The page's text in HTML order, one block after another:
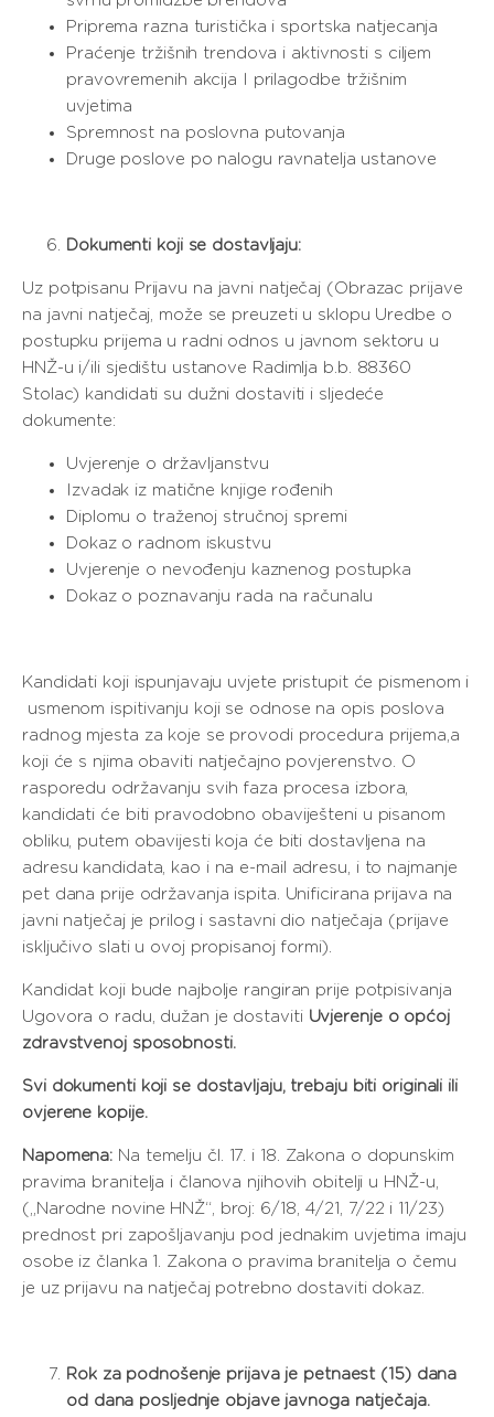
Priprema razna turistička i sportska natjecanja
Praćenje tržišnih trendova i aktivnosti s ciljem
pravovremenih akcija I prilagodbe tržišnim
uvjetima
Spremnost na poslovna putovanja
Druge poslove po nalogu ravnatelja ustanove
Dokumenti koji se dostavljaju:
Uz potpisanu Prijavu na javni natječaj (Obrazac prijave
na javni natječaj, može se preuzeti u sklopu Uredbe o
postupku prijema u radni odnos u javnom sektoru u
HNŽ-u i/ili sjedištu ustanove Radimlja b.b. 88360
Stolac) kandidati su dužni dostaviti i sljedeće
dokumente:
Uvjerenje o državljanstvu
Izvadak iz matične knjige rođenih
Diplomu o traženoj stručnoj spremi
Dokaz o radnom iskustvu
Uvjerenje o nevođenju kaznenog postupka
Dokaz o poznavanju rada na računalu
Kandidati koji ispunjavaju uvjete pristupit će pismenom i
usmenom ispitivanju koji se odnose na opis poslova
radnog mjesta za koje se provodi procedura prijema,a
koji će s njima obaviti natječajno povjerenstvo. O
rasporedu održavanju svih faza procesa izbora,
kandidati će biti pravodobno obaviješteni u pisanom
obliku, putem obavijesti koja će biti dostavljena na
adresu kandidata, kao i na e-mail adresu, i to najmanje
pet dana prije održavanja ispita. Unificirana prijava na
javni natječaj je prilog i sastavni dio natječaja (prijave
isključivo slati u ovoj propisanoj formi).
Kandidat koji bude najbolje rangiran prije potpisivanja
Ugovora o radu, dužan je dostaviti Uvjerenje o općoj
zdravstvenoj sposobnosti.
Svi dokumenti koji se dostavljaju, trebaju biti originali ili
ovjerene kopije.
Napomena: Na temelju čl. 17. i 18. Zakona o dopunskim
pravima branitelja i članova njihovih obitelji u HNŽ-u,
(„Narodne novine HNŽ“, broj: 6/18, 4/21, 7/22 i 11/23)
prednost pri zapošljavanju pod jednakim uvjetima imaju
osobe iz članka 1. Zakona o pravima branitelja o čemu
je uz prijavu na natječaj potrebno dostaviti dokaz.
Rok za podnošenje prijava je petnaest (15) dana
od dana posljednje objave javnoga natječaja.